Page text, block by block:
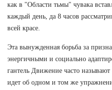
как в "Области тьмы" чувака
каждый день, да 8 часов
всей красе.
Эта вынужденная борьба за
энергичными и социально
гантель Движение часто
идет об одном и том же